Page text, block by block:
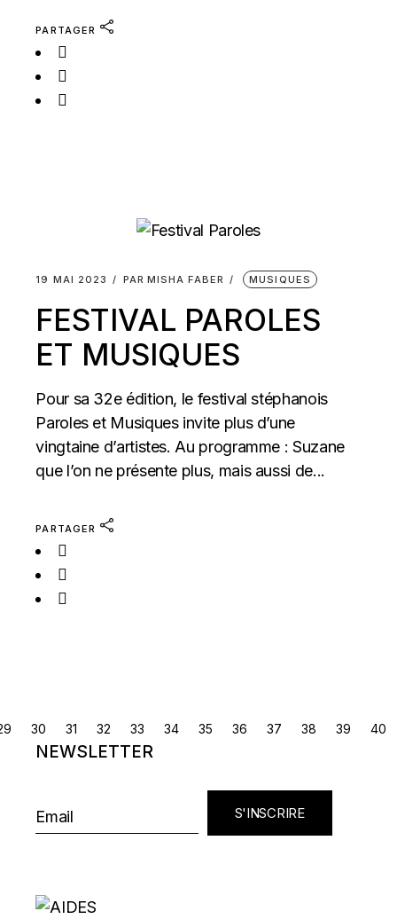
PARTAGER
19 MAI 2023 PAR MISHA FABER MUSIQUES
FESTIVAL PAROLES
ET MUSIQUES
Pour sa 32e édition, le festival stéphanois
Paroles et Musiques invite plus d’une
vingtaine d’artistes. Au programme : Suzane
que l’on ne présente plus, mais aussi de...
PARTAGER
NAVIGATION
DES
30 31 32 33 34 35 36 37 38 39 40
NEWSLETTER
S'INSCRIRE